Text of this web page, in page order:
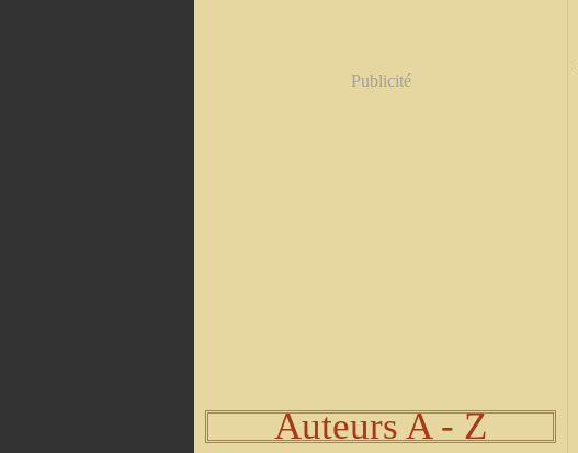
Publicité
Auteurs A - Z